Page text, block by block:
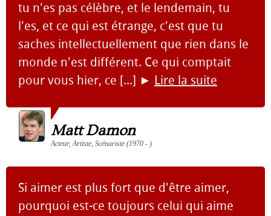
tu n'es pas célèbre, et le lendemain, tu
l'es, et ce qui est étrange, c'est que tu
saches intellectuellement que rien dans le
monde n'est différent. Ce qui comptait
pour vous hier, ce [...] ► Lire la suite
Matt Damon
Acteur, Artiste, Scénariste (1970 - )
Si aimer est plus fort que d'être aimer,
pourquoi est-ce toujours celui qui aime